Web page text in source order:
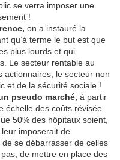
se verra imposer une
!
on a instauré la
qu’à terme le but est que
plus lourds et qui
Le secteur rentable au
actionnaires, le secteur non
et de la sécurité sociale !
pseudo marché, à partir
échelle des coûts révisée
50% des hôpitaux soient,
imposerait de
se débarrasser de celles
de mettre en place des